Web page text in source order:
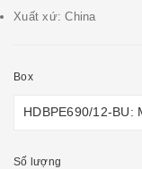
Xuất xứ: China
Box
Số lượng